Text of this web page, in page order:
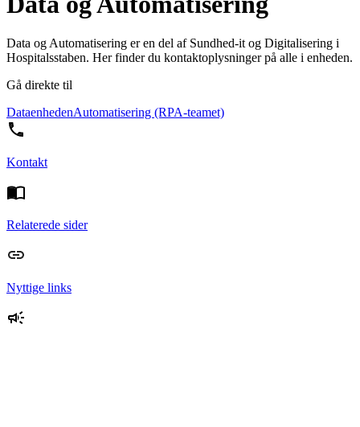
Data og Automatisering er en del af Sundhed-it og Digitalisering i
Hospitalsstaben. Her finder du kontaktoplysninger på alle i enheden.
Gå direkte til
DataenhedenAutomatisering (RPA-teamet)
Kontakt
Relaterede sider
Nyttige links